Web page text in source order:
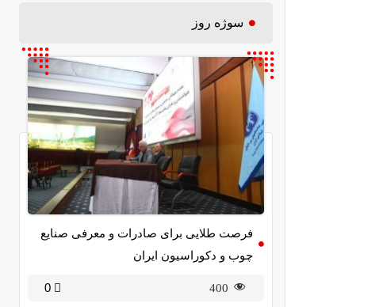
سوژه روز
فرصت طلایی برای صادرات و معرفی صنایع
چوب و دکوراسیون ایران
400
0